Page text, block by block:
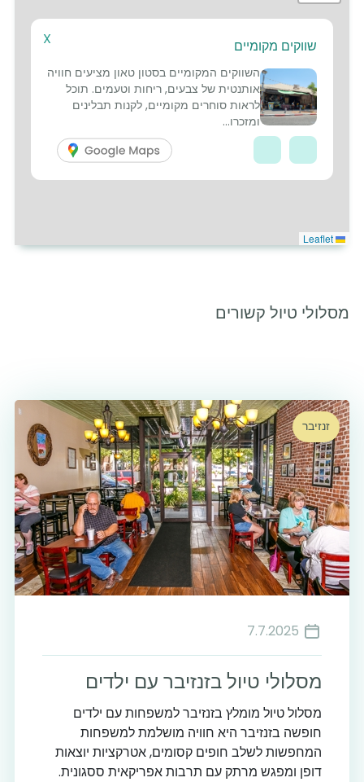
Leaflet
X שווקים מקומיים
השווקים המקומיים בסטון טאון מציעים חוויה
אותנטית של צבעים, ריחות וטעמים. תוכל
לראות סוחרים מקומיים, לקנות תבלינים
ומזכרו...
מסלולי טיול קשורים
זנזיבר
7.7.2025
מסלולי טיול בזנזיבר עם ילדים
מסלול טיול מומלץ בזנזיבר למשפחות עם ילדים
חופשה בזנזיבר היא חוויה מושלמת למשפחות
המחפשות לשלב חופים קסומים, אטרקציות יוצאות
דופן ומפגש מרתק עם תרבות אפריקאית ססגונית.